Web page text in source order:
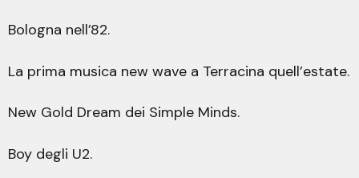
Bologna nell’82.
La prima musica new wave a Terracina quell’estate.
New Gold Dream dei Simple Minds.
Boy degli U2.